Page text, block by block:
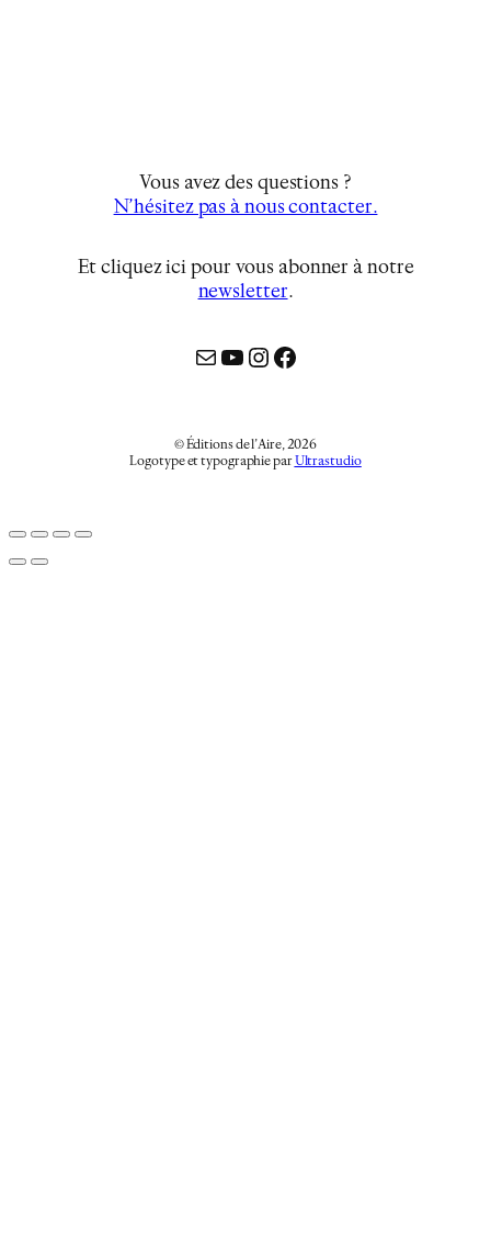
Vous avez des questions ?
N’hésitez pas à nous contacter.
Et cliquez ici pour vous abonner à notre
newsletter…
MailYouTube
Instagram
Facebook
© Éditions de l’Aire, 2026
Logotype et typographie par Ultrastudio